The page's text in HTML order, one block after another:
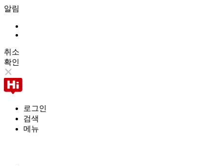
알림
취소
확인
로그인
검색
메뉴